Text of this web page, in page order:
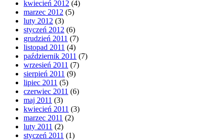
kwiecień 2012 (4)
marzec 2012 (5)
luty 2012 (3)
styczeń 2012 (6)
grudzień 2011 (7)
listopad 2011 (4)
październik 2011 (7)
wrzesień 2011 (7)
sierpień 2011 (9)
lipiec 2011 (5)
czerwiec 2011 (6)
maj 2011 (3)
kwiecień 2011 (3)
marzec 2011 (2)
luty 2011 (2)
styczeń 2011 (1)